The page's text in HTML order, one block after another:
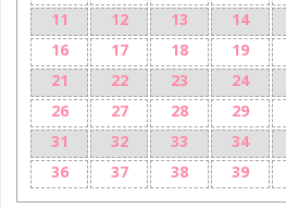
11
12 13 14
16
17 18 19
21
22 23 24
26
27 28 29
31
32 33 34
36
37 38 39